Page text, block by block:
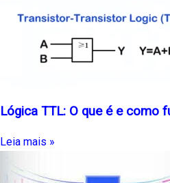
Lógica TTL: O que é e como
Leia mais »